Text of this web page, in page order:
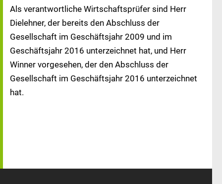
Als verantwortliche Wirtschaftsprüfer sind Herr
Dielehner, der bereits den Abschluss der
Gesellschaft im Geschäftsjahr 2009 und im
Geschäftsjahr 2016 unterzeichnet hat, und Herr
Winner vorgesehen, der den Abschluss der
Gesellschaft im Geschäftsjahr 2016 unterzeichnet
hat.